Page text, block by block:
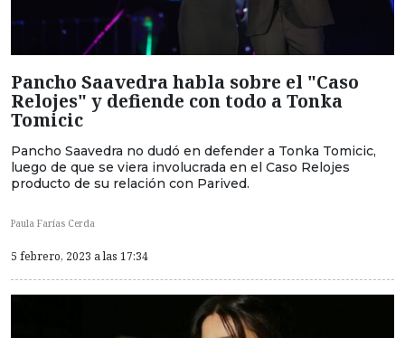
Pancho Saavedra habla sobre el "Caso
Relojes" y defiende con todo a Tonka
Tomicic
Pancho Saavedra no dudó en defender a Tonka Tomicic,
luego de que se viera involucrada en el Caso Relojes
producto de su relación con Parived.
Paula Farías Cerda
5 febrero, 2023 a las 17:34